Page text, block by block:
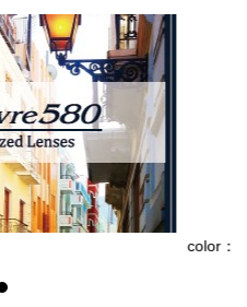
color：